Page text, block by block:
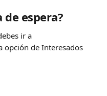
espera?
ir a
opción de Interesados